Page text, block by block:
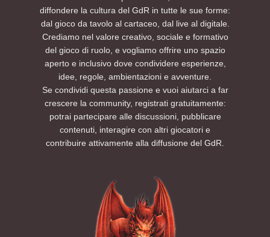
diffondere la cultura del GdR in tutte le sue forme:
dal gioco da tavolo al cartaceo, dal live al digitale.
Crediamo nel valore creativo, sociale e formativo
del gioco di ruolo, e vogliamo offrire uno spazio
aperto e inclusivo dove condividere esperienze,
idee, regole, ambientazioni e avventure.
Se condividi questa passione e vuoi aiutarci a far
crescere la community, registrati gratuitamente:
potrai partecipare alle discussioni, pubblicare
contenuti, interagire con altri giocatori e
contribuire attivamente alla diffusione del GdR.